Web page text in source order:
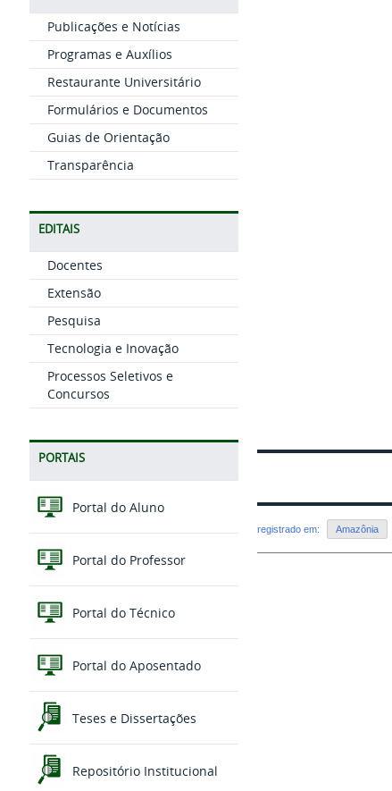
Publicações e Notícias
Programas e Auxílios
Restaurante Universitário
Formulários e Documentos
Guias de Orientação
Transparência
EDITAIS
Docentes
Extensão
Pesquisa
Tecnologia e Inovação
Processos Seletivos e
Concursos
PORTAIS
Portal do Aluno
Portal do Professor
Portal do Técnico
Portal do Aposentado
Teses e Dissertações
Repositório Institucional
registrado em: Amazônia